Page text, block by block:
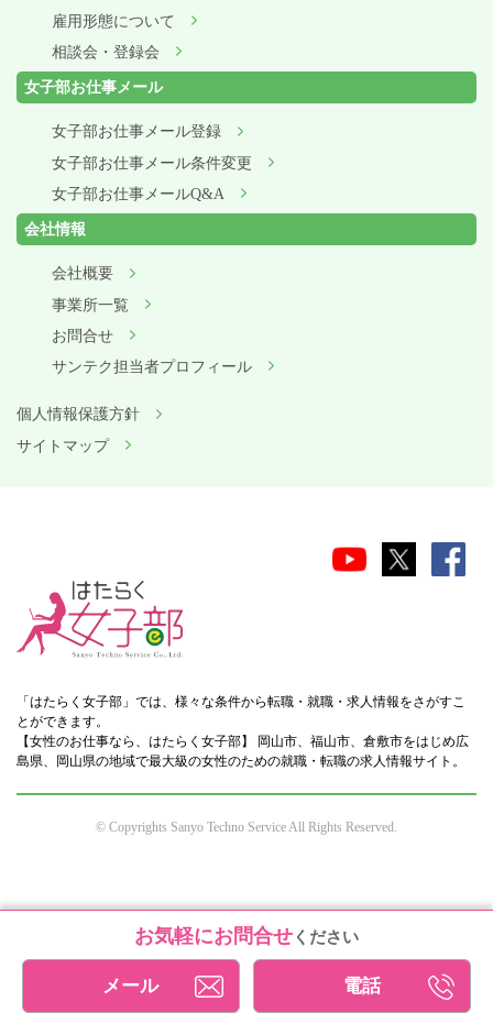
お気軽にお問合せ ください
メール 電話
雇用形態について
相談会・登録会
女子部お仕事メール
女子部お仕事メール登録
女子部お仕事メール条件変更
女子部お仕事メールQ&A
会社情報
会社概要
事業所一覧
お問合せ
サンテク担当者プロフィール
個人情報保護方針
サイトマップ
「はたらく女子部」では、様々な条件から転職・就職・求人情報をさがすこ
とができます。
【女性のお仕事なら、はたらく女子部】 岡山市、福山市、倉敷市をはじめ広
島県、岡山県の地域で最大級の女性のための就職・転職の求人情報サイト。
© Copyrights Sanyo Techno Service All Rights Reserved.